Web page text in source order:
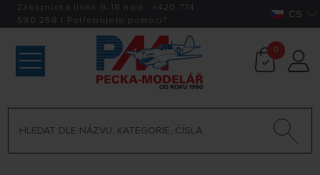
Zákaznická linka 9-18 hod.: +420 774
590 258 | Potřebujete pomoci? CS
0